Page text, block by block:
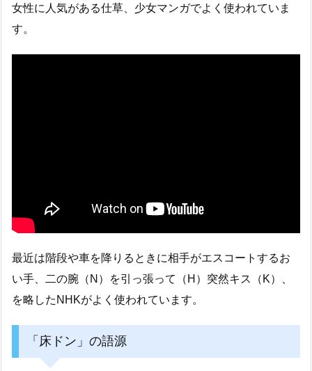
女性に人気がある仕草、少女マンガでよく使われていま
す。
最近は階段や車を降りるときに相手がエスコートするお
い手、二の腕（N）を引っ張って（H）突然キス（K）、
を略したNHKがよく使われています。
「床ドン」の語源